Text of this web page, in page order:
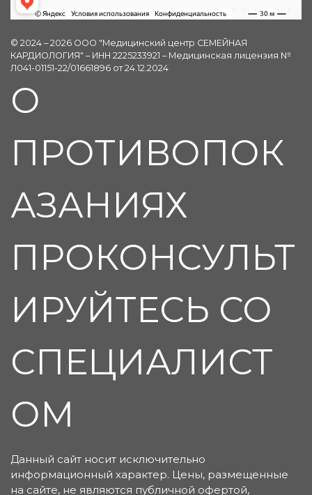
© 2024 – 2026 ООО "Медицинский центр СЕМЕЙНАЯ
КАРДИОЛОГИЯ" – ИНН 2225233921 – Медицинская лицензия №
Л041-01151-22/01661896 от 24.12.2024
О
ПРОТИВОПОК
АЗАНИЯХ
ПРОКОНСУЛЬТ
ИРУЙТЕСЬ СО
СПЕЦИАЛИСТ
ОМ
Данный сайт носит исключительно
информационный характер. Цены, размещенные
на сайте, не являются публичной офертой,